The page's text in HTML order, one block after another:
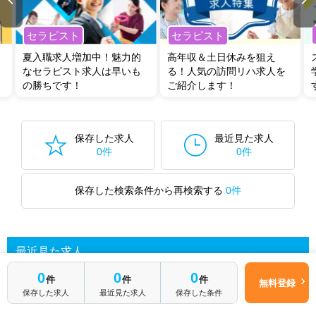
セラピスト
夏入職求人増加中！魅力的
なセラピスト求人は早いも
の勝ちです！
セラピスト
高年収＆土日休みを狙え
る！人気の訪問リハ求人を
ご紹介します！
保存した求人
0件
最近見た求人
0件
保存した検索条件から再検索する 0件
最近見た求人
あなたが最近見た求人を表示します
0件
保存した求人
0件
最近見た求人
0件
保存した条件
無料登録